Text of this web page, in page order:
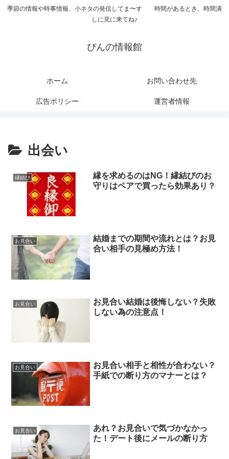
季節の情報や時事情報、小ネタの発信してま〜す 時間があるとき、時間潰
しに見に来てね♪
ぴんの情報館
ホーム お問い合わせ先
広告ポリシー 運営者情報
出会い
縁結び
縁を求めるのはNG！縁結びのお
守りはペアで買ったら効果あり？
お見合い
結婚までの期間や流れとは？お見
合い相手の見極め方法！
お見合い
お見合い結婚は後悔しない？失敗
しない為の注意点！
お見合い
お見合い相手と相性が合わない？
手紙での断り方のマナーとは？
お見合い
あれ？お見合いで気づかなかっ
た！デート後にメールの断り方